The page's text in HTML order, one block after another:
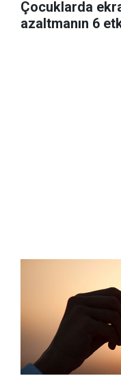
Çocuklarda
azaltmanın 6